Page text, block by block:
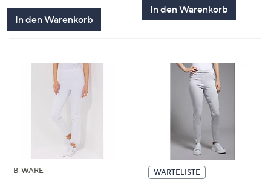
In den Warenkorb
In den Warenkorb
B-WARE
WARTELISTE